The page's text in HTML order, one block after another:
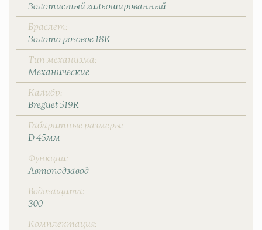
Золотистый гильошированный
Браслет
Золото розовое 18К
Тип механизма
Механические
Калибр
Breguet 519R
Габаритные размеры
D 45мм
Функции
Автоподзавод
Водозащита
300
Комплектация